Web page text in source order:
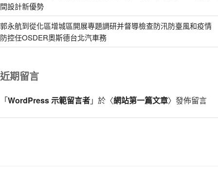
間設計新優勢
郭永航到從化區增城區開展專題調研并督導檢查防汛防臺風和疫情
防控任OSDER奧斯德台北汽車務
近期留言
「WordPress 示範留言者」於〈網站第一篇文章〉發佈留言